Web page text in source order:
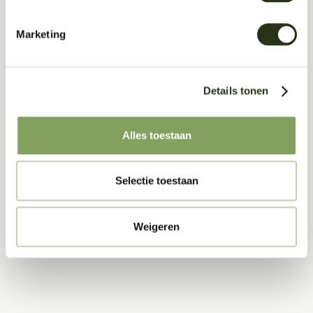
Marketing
Details tonen
Alles toestaan
Selectie toestaan
Weigeren